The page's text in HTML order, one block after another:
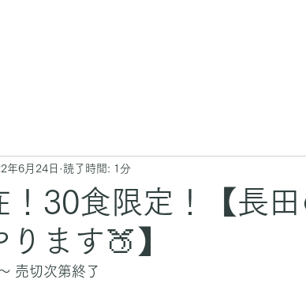
30食限定！【長
ます🍑】
年6月24日 読了時間: 1分
売切次第終了